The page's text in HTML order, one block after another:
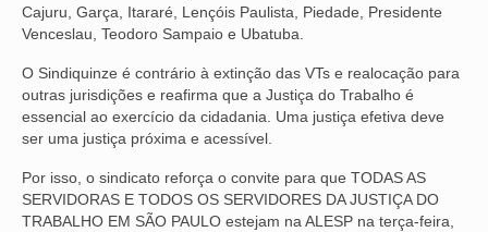
BOLETIM
VÍDEOS
CONVÊNIOS
SINDICALIZE-SE
JURÍDICO
Cajuru, Garça, Itararé, Lençóis Paulista, Piedade, Presidente
Venceslau, Teodoro Sampaio e Ubatuba.
O Sindiquinze é contrário à extinção das VTs e realocação para
outras jurisdições e reafirma que a Justiça do Trabalho é
essencial ao exercício da cidadania. Uma justiça efetiva deve
ser uma justiça próxima e acessível.
Por isso, o sindicato reforça o convite para que TODAS AS
SERVIDORAS E TODOS OS SERVIDORES DA JUSTIÇA DO
TRABALHO EM SÃO PAULO estejam na ALESP na terça-feira,